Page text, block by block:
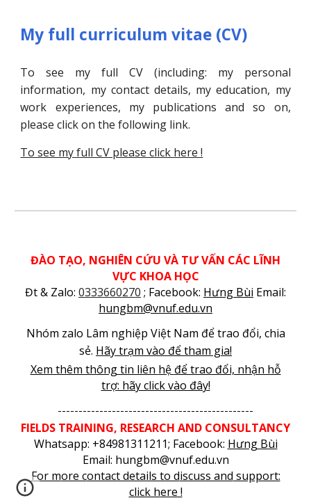
My full curriculum vitae (CV)
To see my full CV (including: my personal
information, my contact details, my education, my
work experiences, my publications and so on,
please click on the following link.
To see my full CV please click here !
ĐÀO TẠO, NGHIÊN CỨU VÀ TƯ VẤN CÁC LĨNH
VỰC KHOA HỌC
Đt & Zalo: 0333660270 ; Facebook: Hưng Bùi Email:
hungbm@vnuf.edu.vn
Nhóm zalo Lâm nghiệp Việt Nam để trao đổi, chia
sẻ. Hãy trạm vào để tham gia!
Xem thêm thông tin liên hệ để trao đổi, nhận hỗ
trợ: hãy click vào đây!
-----------------------------------------------
FIELDS TRAINING, RESEARCH AND CONSULTANCY
Whatsapp: +84981311211; Facebook: Hưng Bùi
Email: hungbm@vnuf.edu.vn
For more contact details to discuss and support:
click here !